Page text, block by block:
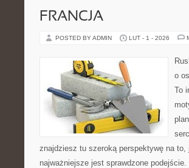
FRANCJA
POSTED BY ADMIN LUT - 1 - 2026
o
To
znajdziesz tu szeroką perspektywę na
najważniejsze jest sprawdzone